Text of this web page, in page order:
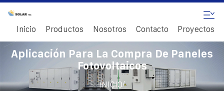
Inicio Productos Nosotros Contacto Proyectos
Aplicación Para La Compra De Paneles
Fotovoltaicos
INICIO/